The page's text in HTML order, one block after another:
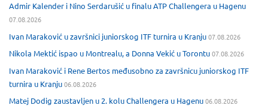
Admir Kalender i Nino Serdarušić u finalu ATP Challengera u Hagenu
07.08.2026
Ivan Maraković u završnici juniorskog ITF turnira u Kranju07.08.2026
Nikola Mektić ispao u Montrealu, a Donna Vekić u Torontu07.08.2026
Ivan Maraković i Rene Bertos međusobno za završnicu juniorskog ITF
turnira u Kranju06.08.2026
Matej Dodig zaustavljen u 2. kolu Challengera u Hagenu06.08.2026